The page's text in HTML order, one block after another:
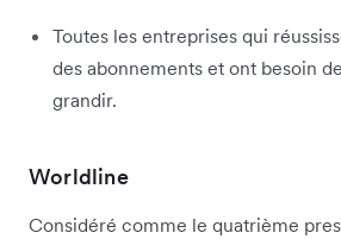
Toutes les entreprises qui
des abonnements et ont besoin
grandir.
Worldline
Considéré comme le quatrième